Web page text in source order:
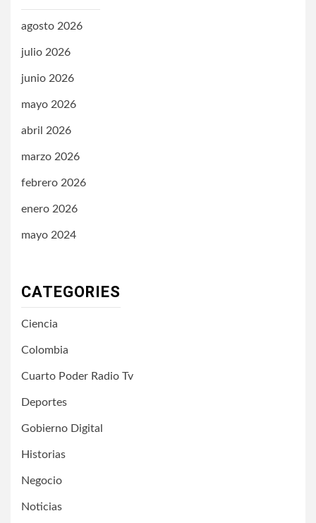
agosto 2026
julio 2026
junio 2026
mayo 2026
abril 2026
marzo 2026
febrero 2026
enero 2026
mayo 2024
CATEGORIES
Ciencia
Colombia
Cuarto Poder Radio Tv
Deportes
Gobierno Digital
Historias
Negocio
Noticias